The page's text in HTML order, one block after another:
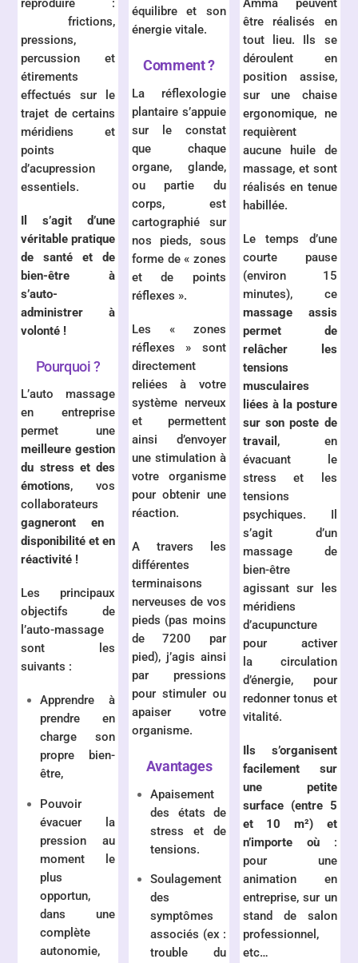
frictions,
pressions,
percussion et
étirements
effectués sur le
trajet de certains
méridiens et
points
d’acupression
essentiels.
Il s’agit d’une
véritable pratique
de santé et de
bien-être à
s’auto-
administrer à
volonté !
Pourquoi ?
L’auto massage
en entreprise
permet une
meilleure gestion
du stress et des
émotions, vos
collaborateurs
gagneront en
disponibilité et en
réactivité !
Les principaux
objectifs de
l’auto-massage
sont les
suivants :
Apprendre à
prendre en
charge son
propre bien-
être,
Pouvoir
évacuer la
pression au
moment le
plus
opportun,
dans une
complète
autonomie,
équilibre et son
énergie vitale.
Comment ?
La réflexologie
plantaire s’appuie
sur le constat
que chaque
organe, glande,
ou partie du
corps, est
cartographié sur
nos pieds, sous
forme de « zones
et de points
réflexes ».
Les « zones
réflexes » sont
directement
reliées à votre
système nerveux
et permettent
ainsi d’envoyer
une stimulation à
votre organisme
pour obtenir une
réaction.
A travers les
différentes
terminaisons
nerveuses de vos
pieds (pas moins
de 7200 par
pied), j’agis ainsi
par pressions
pour stimuler ou
apaiser votre
organisme.
Avantages
Apaisement
des états de
stress et de
tensions.
Soulagement
des
symptômes
associés (ex :
trouble du
être réalisés en
tout lieu. Ils se
déroulent en
position assise,
sur une chaise
ergonomique, ne
requièrent
aucune huile de
massage, et sont
réalisés en tenue
habillée.
Le temps d’une
courte pause
(environ 15
minutes), ce
massage assis
permet de
relâcher les
tensions
musculaires
liées à la posture
sur son poste de
travail , en
évacuant le
stress et les
tensions
psychiques. Il
s’agit d’un
massage de
bien-être
agissant sur les
méridiens
d’acupuncture
pour activer
la circulation
d’énergie, pour
redonner tonus et
vitalité.
Ils s’organisent
facilement sur
une petite
surface (entre 5
et 10 m²) et
n’importe où:
pour une
animation en
entreprise, sur un
stand de salon
professionnel,
etc…